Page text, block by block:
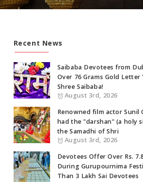
Recent News
Saibaba Devotees from
Over 76 Grams Gold Letter
Shree Saibaba!
August 3rd, 2026
Renowned film actor Sunil
had the "darshan" (a holy
the Samadhi of Shri
August 3rd, 2026
Devotees Offer Over Rs.
During Gurupournima
Than 3 Lakh Sai Devotees